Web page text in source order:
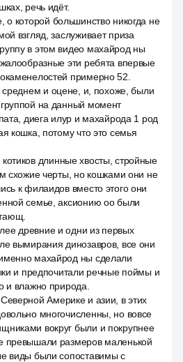
речь идёт.
которой большинство никогда не
взгляд, заслуживает приза
в этом видео махайрод ны
эти ребята впервые
примерно 52.
среднем и оцене, и, похоже, были
на данный момент
диега илур и махайрода 1 род
кошка, потому что это семья
длинные хвосты, стройные
схожие черты, но кошками они не
к филаидов вместо этого они
семье, аксионию оо были
древние и одни из первых
вымирания динозавров, все они
махайрод ны сделали
и предпочитали речные поймы и
и влажно природа.
Америке и азии, в этих
многочисленны, но вовсе
вокруг были и покрупнее
превышали размеров маленькой
виды были сопоставимы с